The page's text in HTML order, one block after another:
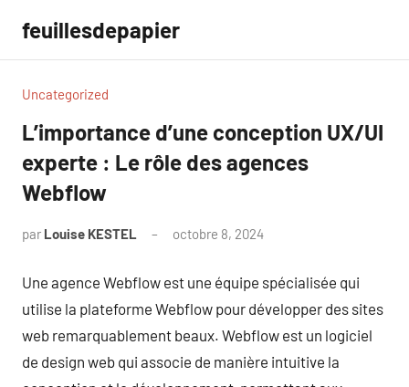
contenu
feuillesdepapier
Uncategorized
L’importance d’une conception UX/UI
experte : Le rôle des agences
Webflow
par Louise KESTEL octobre 8, 2024
Une agence Webflow est une équipe spécialisée qui
utilise la plateforme Webflow pour développer des sites
web remarquablement beaux. Webflow est un logiciel
de design web qui associe de manière intuitive la